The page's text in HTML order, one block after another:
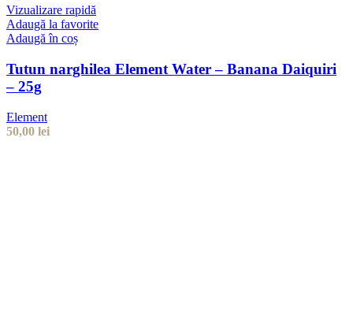
Vizualizare rapidă
Adaugă la favorite
Adaugă în coș
Tutun narghilea Element Water – Banana Daiquiri
– 25g
Element
50,00 lei